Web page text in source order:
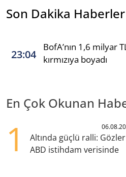
Son Dakika Haberler
23:04
BofA’nın 1,6 milyar
kırmızıya boyadı
En Çok Okunan
1
Altında güçlü ralli: Gözler
ABD istihdam verisinde